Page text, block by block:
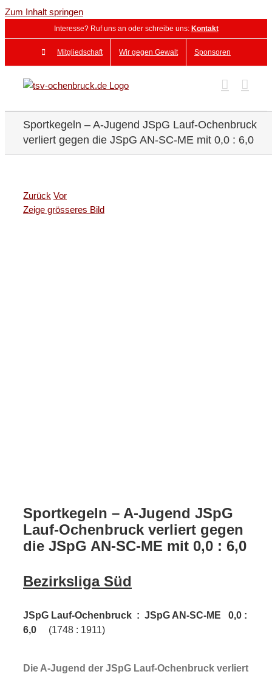
Zum Inhalt springen
Interesse? Ruf uns an oder schreibe uns: Kontakt
Mitgliedschaft Wir gegen Gewalt Sponsoren
Sportkegeln – A-Jugend JSpG Lauf-Ochenbruck
verliert gegen die JSpG AN-SC-ME mit 0,0 : 6,0
Zurück Vor
Zeige grösseres Bild
Sportkegeln – A-Jugend JSpG
Lauf-Ochenbruck verliert gegen
die JSpG AN-SC-ME mit 0,0 : 6,0
Bezirksliga Süd
JSpG Lauf-Ochenbruck : JSpG AN-SC-ME 0,0 :
6,0 (1748 : 1911)
Die A-Jugend der JSpG Lauf-Ochenbruck verliert